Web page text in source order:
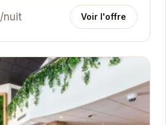
/nuit Voir l'offre